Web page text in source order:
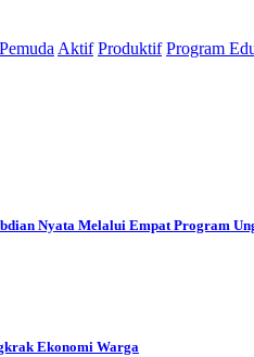
Aktif Produktif Program
Nyata Melalui Empat Program
Ekonomi Warga